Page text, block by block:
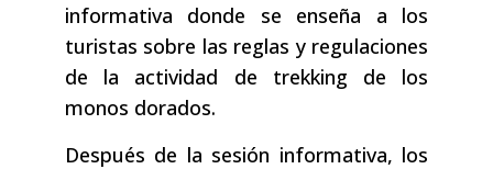
informativa donde se enseña a los
turistas sobre las reglas y regulaciones
de la actividad de trekking de los
monos dorados.
Después de la sesión informativa, los